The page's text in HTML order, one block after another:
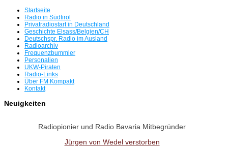
Startseite
Radio in Südtirol
Privatradiostart in Deutschland
Geschichte Elsass/Belgien/CH
Deutschspr. Radio im Ausland
Radioarchiv
Frequenzbummler
Personalien
UKW-Piraten
Radio-Links
Über FM Kompakt
Kontakt
Neuigkeiten
Radiopionier und Radio Bavaria Mitbegründer
Jürgen von Wedel verstorben